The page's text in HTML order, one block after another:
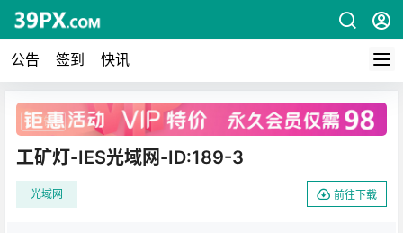
公告 签到 快讯
广告
工矿灯-IES光域网-ID:189-3
光域网 前往下载